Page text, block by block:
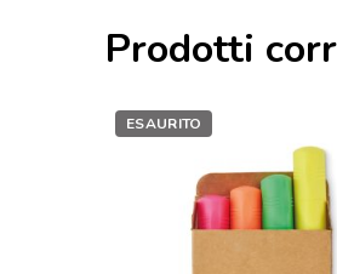
Prodotti
ESAURITO